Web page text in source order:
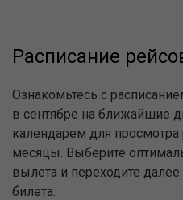
Расписание
Ознакомьтесь с
в сентябре на ближайшие
календарем для
месяцы. Выберите
вылета и переходите
билета.